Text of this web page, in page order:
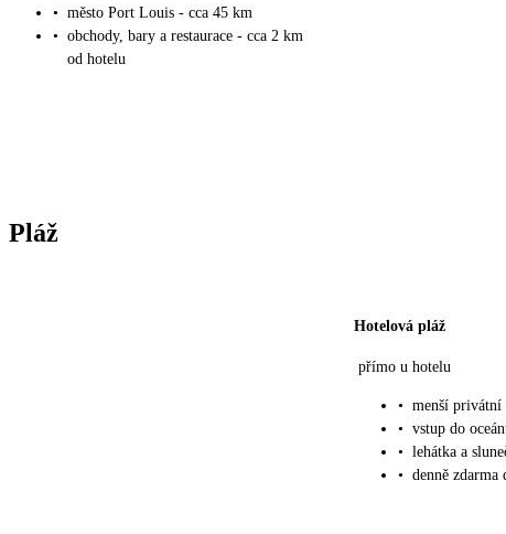
• město Port Louis - cca 45 km
• obchody, bary a restaurace - cca 2 km
od hotelu
Pláž
Hotelová pláž
přímo u hotelu
• menší privátní
• vstup do
• lehátka a
• denně